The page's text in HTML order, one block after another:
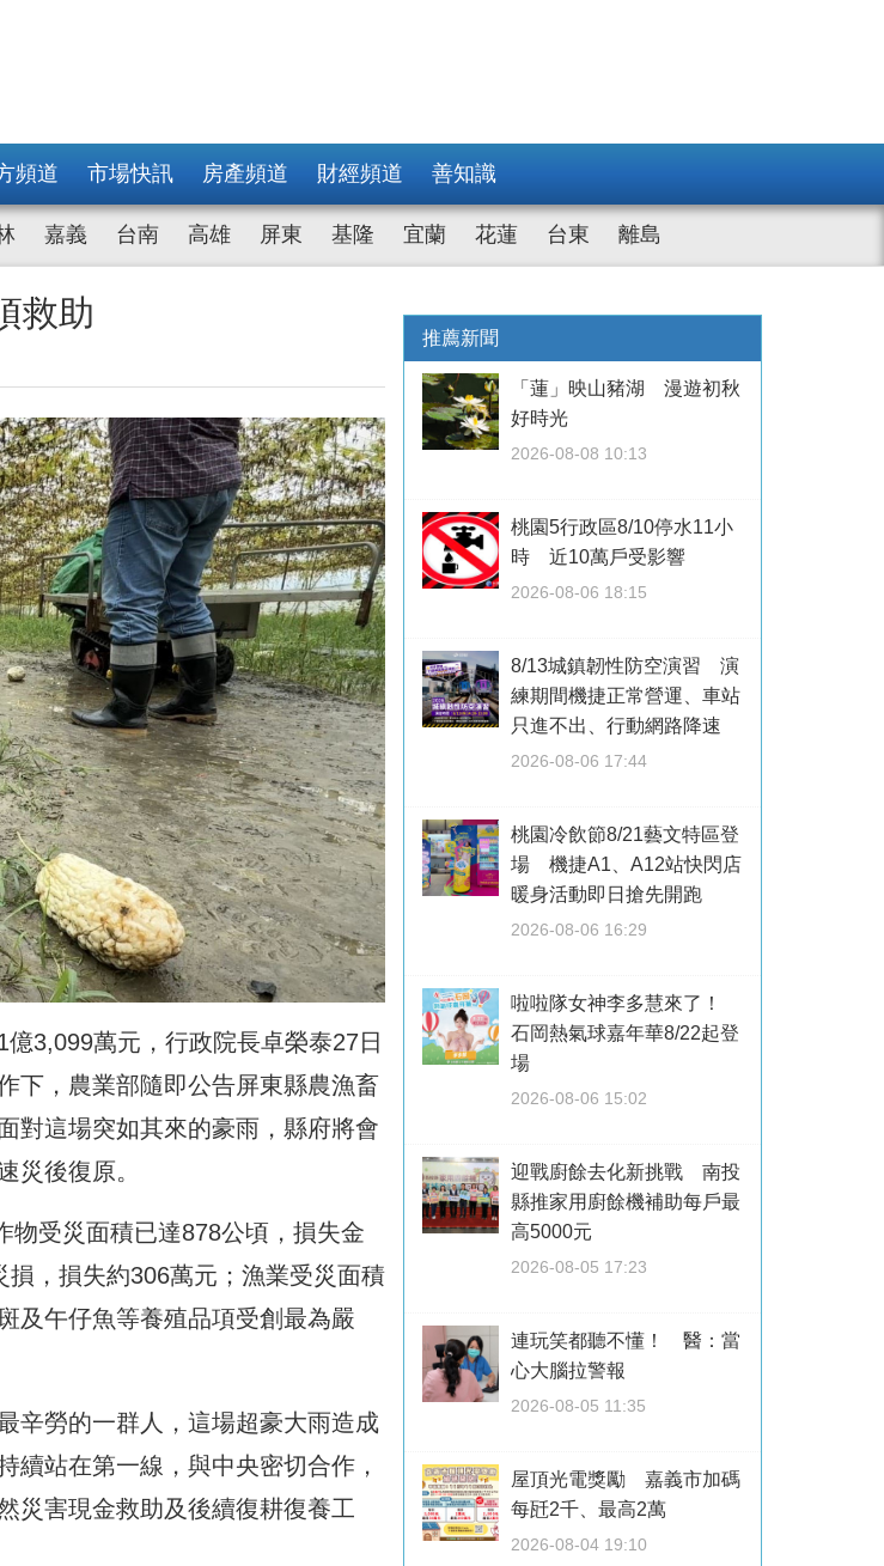
頻道 市場快訊 房產頻道 財經頻道 善知識
嘉義 台南 高雄 屏東 基隆 宜蘭 花蓮 台東 離島
救助
3,099萬元，行政院長卓榮泰27日
下，農業部隨即公告屏東縣農漁畜
對這場突如其來的豪雨，縣府將會
災後復原。
物受災面積已達878公頃，損失金
，損失約306萬元；漁業受災面積
及午仔魚等養殖品項受創最為嚴
辛勞的一群人，這場超豪大雨造成
續站在第一線，與中央密切合作，
災害現金救助及後續復耕復養工
推薦新聞
「蓮」映山豬湖 漫遊初秋
好時光
2026-08-08 10:13
桃園5行政區8/10停水11小
時 近10萬戶受影響
2026-08-06 18:15
8/13城鎮韌性防空演習 演
練期間機捷正常營運、車站
只進不出、行動網路降速
2026-08-06 17:44
桃園冷飲節8/21藝文特區登
場 機捷A1、A12站快閃店
暖身活動即日搶先開跑
2026-08-06 16:29
啦啦隊女神李多慧來了！
石岡熱氣球嘉年華8/22起登
場
2026-08-06 15:02
迎戰廚餘去化新挑戰 南投
縣推家用廚餘機補助每戶最
高5000元
2026-08-05 17:23
連玩笑都聽不懂！ 醫：當
心大腦拉警報
2026-08-05 11:35
屋頂光電獎勵 嘉義市加碼
每瓩2千、最高2萬
2026-08-04 19:10